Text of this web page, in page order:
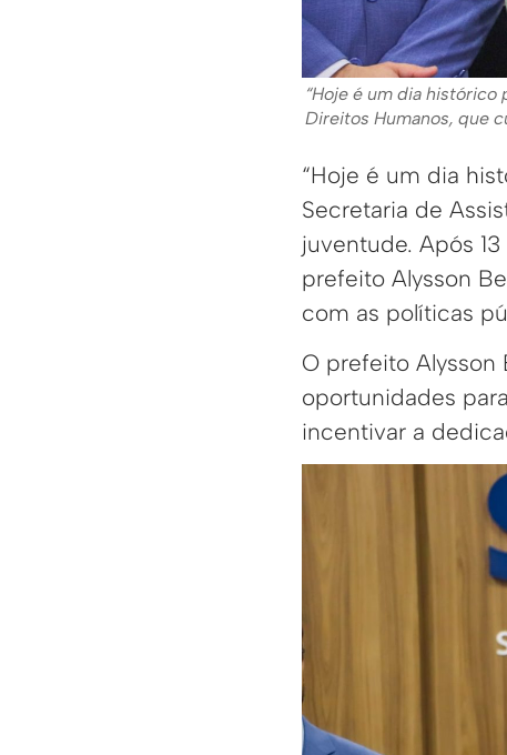
“Hoje é um dia histórico
Direitos Humanos, que
“Hoje é um dia
Secretaria de
juventude. Após
prefeito Alysson
com as políticas
O prefeito
oportunidades
incentivar a